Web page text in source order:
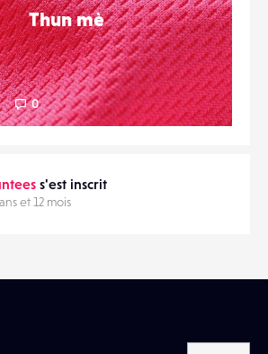
Thun mè
0
s'est inscrit
et 12 mois